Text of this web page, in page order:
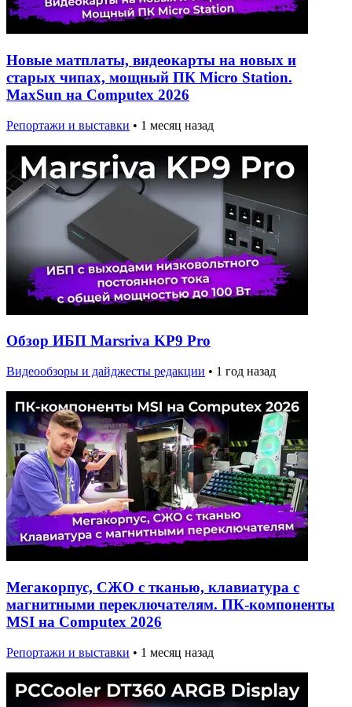
Новые матплаты, видеокарты на новых и
старых чипах, мощный ПК Micro Station.
MaxSun на Computex 2026
Репортажи и выставки • 1 месяц назад
Обзор ИБП Marsriva KP9 Pro
Видеообзоры и дайджесты редакции • 1 год назад
Мегакорпус, СЖО с тканью, клавиатура с
магнитными переключателям. ПК-компоненты
MSI на Computex 2026
Репортажи и выставки • 1 месяц назад